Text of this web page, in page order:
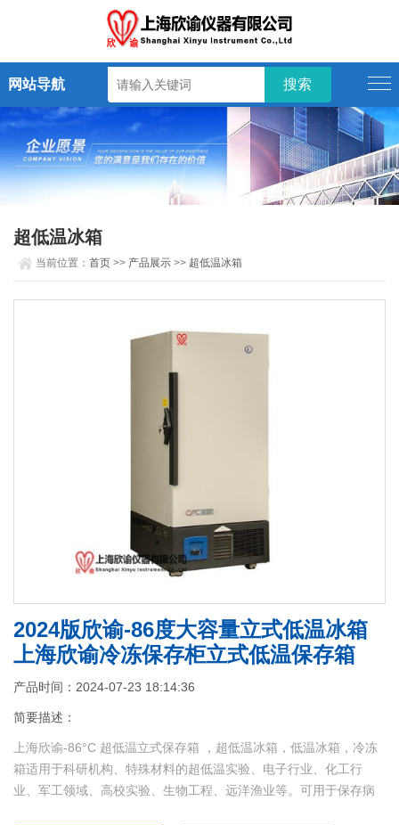
网站导航
超低温冰箱
当前位置：首页 >> 产品展示 >> 超低温冰箱
2024版欣谕-86度大容量立式低温冰箱
上海欣谕冷冻保存柜立式低温保存箱
产品时间：2024-07-23 18:14:36
简要描述：
上海欣谕-86°C 超低温立式保存箱 ，超低温冰箱，低温冰箱，冷冻
箱适用于科研机构、特殊材料的超低温实验、电子行业、化工行
业、军工领域、高校实验、生物工程、远洋渔业等。可用于保存病